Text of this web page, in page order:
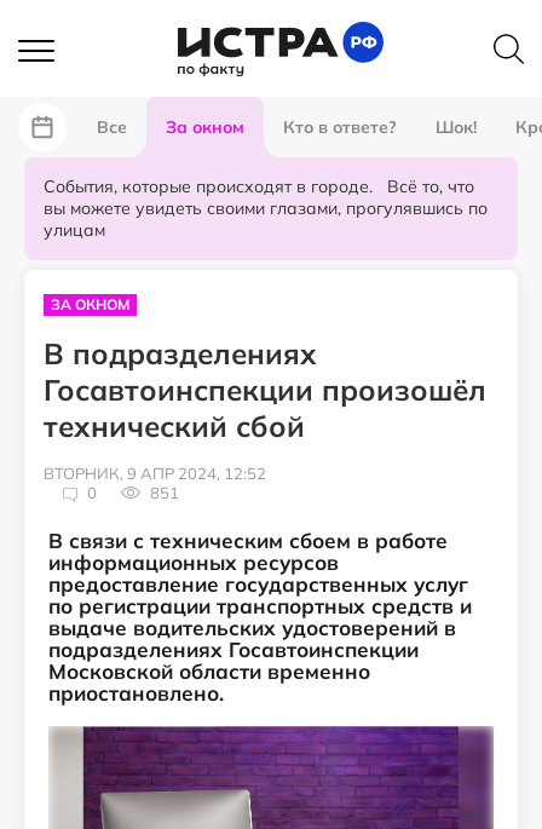
Все За окном Кто в ответе? Шок!
События, которые происходят в городе. Всё то, что
вы можете увидеть своими глазами, прогулявшись по
улицам
ЗА ОКНОМ
В подразделениях
Госавтоинспекции произошёл
технический сбой
ВТОРНИК, 9 АПР 2024, 12:52
0
851
В связи с техническим сбоем в работе
информационных ресурсов
предоставление государственных услуг
по регистрации транспортных средств и
выдаче водительских удостоверений в
подразделениях Госавтоинспекции
Московской области временно
приостановлено.